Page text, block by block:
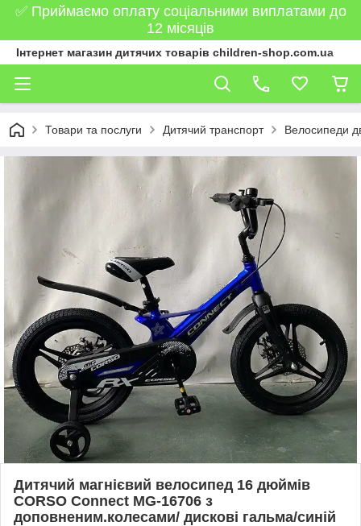
✅ Приймаємо оплату соціальними виплатами до
12 місяців
Інтернет магазин дитячих товарів children-shop.com.ua
Товари та послуги Дитячий транспорт Велосипеди
Дитячий магнієвий велосипед 16 дюймів
CORSO Connect MG-16706 з
доповненим.колесами/ дискові гальма/синій